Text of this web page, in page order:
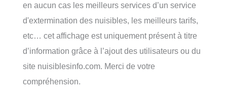
en aucun cas les meilleurs services d’un service
d'extermination des nuisibles, les meilleurs tarifs,
etc… cet affichage est uniquement présent à titre
d’information grâce à l’ajout des utilisateurs ou du
site nuisiblesinfo.com. Merci de votre
compréhension.